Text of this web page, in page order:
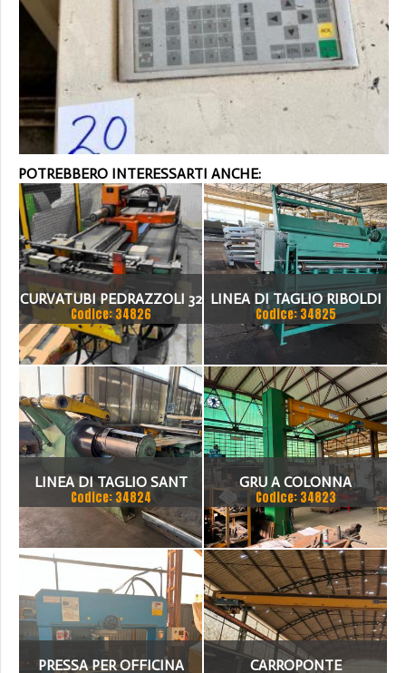
POTREBBERO INTERESSARTI ANCHE:
CURVATUBI PEDRAZZOLI 32
- 3 ASSI CNC
Codice: 34826
LINEA DI TAGLIO RIBOLDI
1500 X 2MM
Codice: 34825
LINEA DI TAGLIO SANT
1500 X 3 MM
Codice: 34824
GRU A COLONNA
PUPPINATO 1 TON
Codice: 34823
PRESSA PER OFFICINA
CARROPONTE